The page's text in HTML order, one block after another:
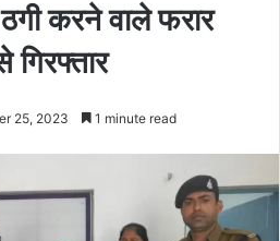
करने वाले फरार
25, 2023 1 minute read